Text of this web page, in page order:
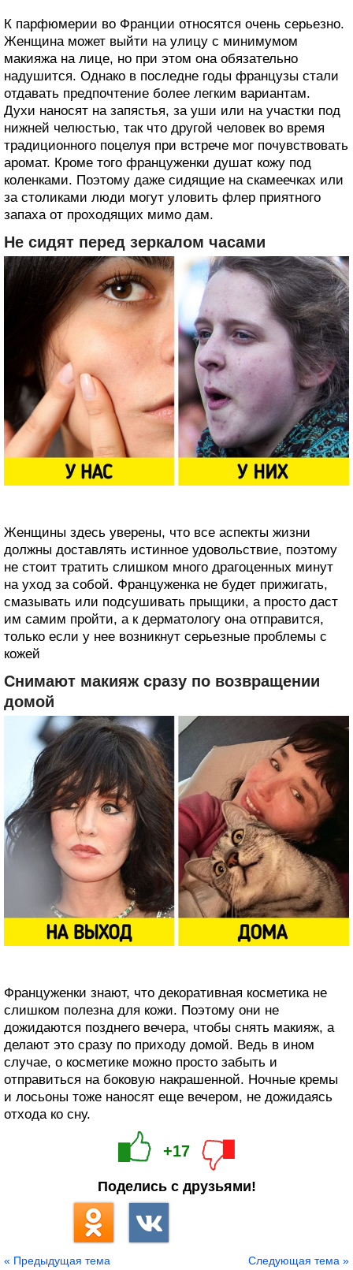
К парфюмерии во Франции относятся очень серьезно.
Женщина может выйти на улицу с минимумом
макияжа на лице, но при этом она обязательно
надушится. Однако в последне годы французы стали
отдавать предпочтение более легким вариантам.
Духи наносят на запястья, за уши или на участки под
нижней челюстью, так что другой человек во время
традиционного поцелуя при встрече мог почувствовать
аромат. Кроме того француженки душат кожу под
коленками. Поэтому даже сидящие на скамеечках или
за столиками люди могут уловить флер приятного
запаха от проходящих мимо дам.
Не сидят перед зеркалом часами
Женщины здесь уверены, что все аспекты жизни
должны доставлять истинное удовольствие, поэтому
не стоит тратить слишком много драгоценных минут
на уход за собой. Француженка не будет прижигать,
смазывать или подсушивать прыщики, а просто даст
им самим пройти, а к дерматологу она отправится,
только если у нее возникнут серьезные проблемы с
кожей
Снимают макияж сразу по возвращении
домой
Француженки знают, что декоративная косметика не
слишком полезна для кожи. Поэтому они не
дожидаются позднего вечера, чтобы снять макияж, а
делают это сразу по приходу домой. Ведь в ином
случае, о косметике можно просто забыть и
отправиться на боковую накрашенной. Ночные кремы
и лосьоны тоже наносят еще вечером, не дожидаясь
отхода ко сну.
+17
Поделись с друзьями!
« Предыдущая тема Следующая тема »